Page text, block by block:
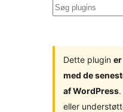
Søg
Dette plugin
med de
af WordPress
eller